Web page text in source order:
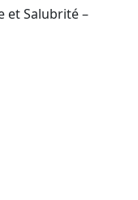
et Salubrité –